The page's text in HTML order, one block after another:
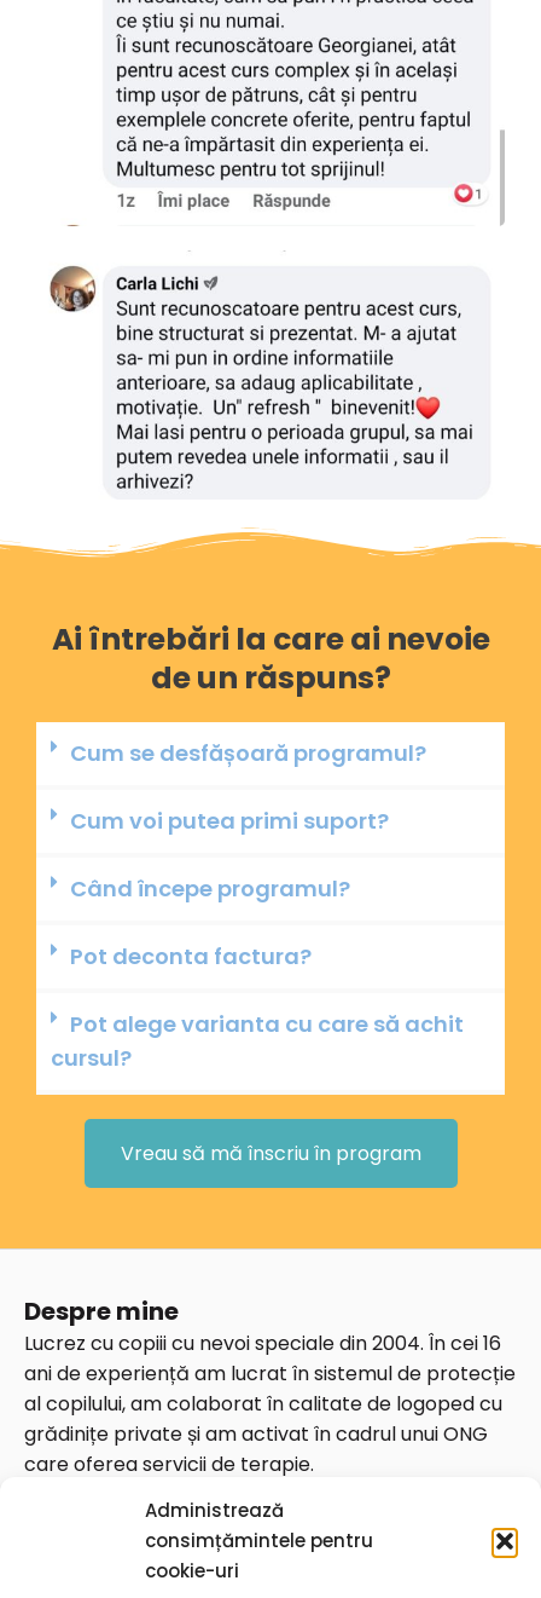
Administrează
consimțămintele pentru
cookie-uri
Ai întrebări la care ai nevoie
de un răspuns?
Cum se desfășoară programul?
Cum voi putea primi suport?
Când începe programul?
Pot deconta factura?
Pot alege varianta cu care să achit
cursul?
Vreau să mă înscriu în program
Despre mine
Lucrez cu copiii cu nevoi speciale din 2004. În cei 16
ani de experiență am lucrat în sistemul de protecție
al copilului, am colaborat în calitate de logoped cu
grădinițe private și am activat în cadrul unui ONG
care oferea servicii de terapie.
Telefon: 0764826675
contact@georgianaungureanu.ro